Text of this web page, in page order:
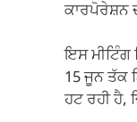
ਕਾਰਪੋਰੇਸ਼ਨ
ਇਸ ਮੀਟਿੰਗ
15 ਜੂਨ ਤੱਕ
ਹਟ ਰਹੀ ਹੈ,